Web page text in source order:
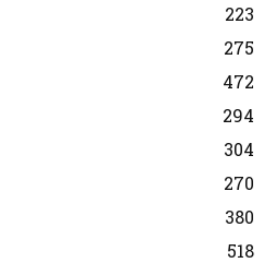
223
275
472
294
304
270
380
518